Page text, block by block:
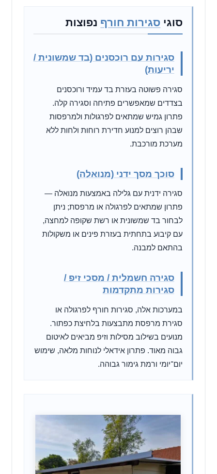
סוגי סגירות חורף נפוצות
סגירות עם רוכסנים (בד שמשונית /
יריעות)
סגירה פשוטה בעזרת בד עמיד ורוכסנים
בצדדים שמאפשרים פתיחה וסגירה קלה.
פתרון גמיש שמתאים לפרגולות ולמרפסות
שבהן רוצים למנוע חדירת רוחות ולחות ללא
מערכת מורכבת.
סוכך מסך ידני (מנואלה)
סגירה ידנית עם גלילה באמצעות מנואלה —
פתרון שמתאים לפרגולה או מרפסת; ניתן
לבחור בד שמשונית או רשת שקופה למחצה,
עם קיבוע בתחתית בעזרת פינים או משקולות
בהתאם למבנה.
סגירה חשמלית / מסכי זיפ /
סגירות מתקדמות
במערכות אלה, סגירות חורף לפרגולה או
סגירת מרפסת מתבצעות בלחיצת כפתור.
מנועים בשילוב מסילות וזיפ מביאים לאיטום
גבוה מאוד. פתרון אידאלי לנוחות מלאה, שימוש
יום־יומי ורמת גימור גבוהה.